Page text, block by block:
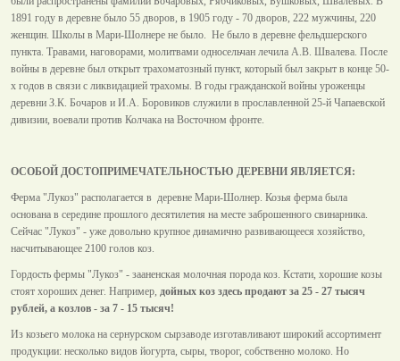
1891 году в деревне было 55 дворов, в 1905 году - 70 дворов, 222 мужчины, 220
женщин. Школы в Мари-Шолнере не было. Не было в деревне фельдшерского
пункта. Травами, наговорами, молитвами односельчан лечила А.В. Швалева. После
войны в деревне был открыт трахоматозный пункт, который был закрыт в конце 50-
х годов в связи с ликвидацией трахомы. В годы гражданской войны уроженцы
деревни З.К. Бочаров и И.А. Боровиков служили в прославленной 25-й Чапаевской
дивизии, воевали против Колчака на Восточном фронте.
ОСОБОЙ ДОСТОПРИМЕЧАТЕЛЬНОСТЬЮ ДЕРЕВНИ ЯВЛЯЕТСЯ:
Ферма "Лукоз" располагается в деревне Мари-Шолнер. Козья ферма была
основана в середине прошлого десятилетия на месте заброшенного свинарника.
Сейчас "Лукоз" - уже довольно крупное динамично развивающееся хозяйство,
насчитывающее 2100 голов коз.
Гордость фермы "Лукоз" - зааненская молочная порода коз. Кстати, хорошие козы
стоят хороших денег. Например, дойных коз здесь продают за 25 - 27 тысяч
рублей, а козлов - за 7 - 15 тысяч!
Из козьего молока на сернурском сырзаводе изготавливают широкий ассортимент
продукции: несколько видов йогурта, сыры, творог, собственно молоко. Но